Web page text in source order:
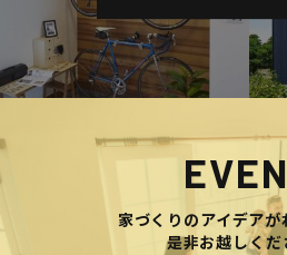
家づくりのアイデアが
是非お越しくだ